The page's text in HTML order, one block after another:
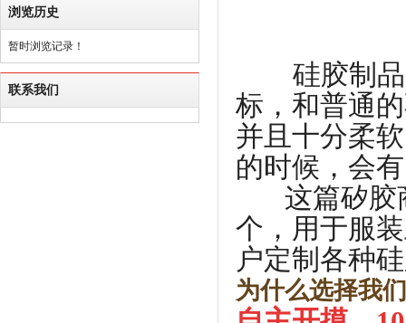
浏览历史
暂时浏览记录！
联系我们
硅胶制品
标，和普通
并且十分柔
的时候，会
这篇矽胶
个，用于服
户定制各种
为什么选择我